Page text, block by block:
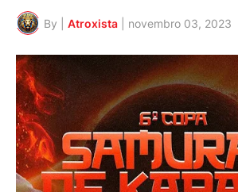
By | Atroxista novembro 03, 2023